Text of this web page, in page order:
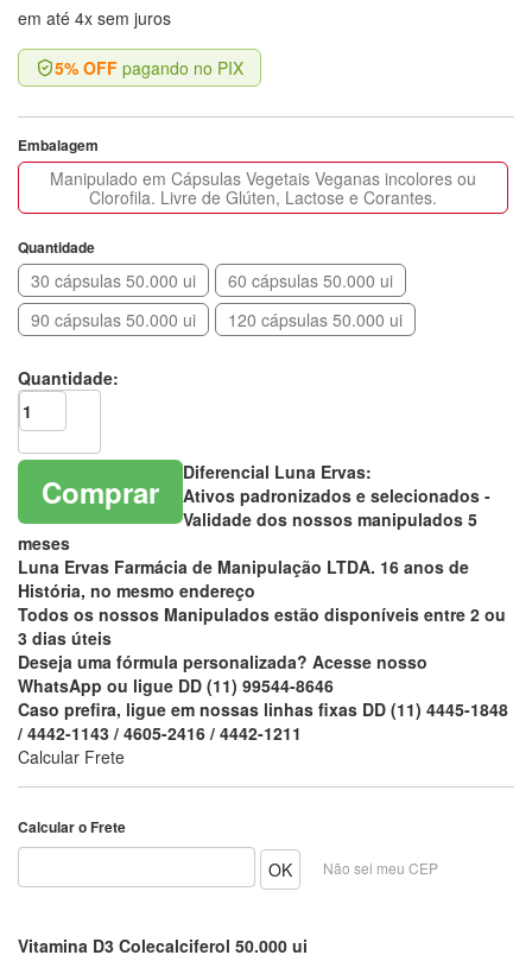
em até 4x sem juros
5% OFF pagando no PIX
Embalagem
Manipulado em Cápsulas Vegetais Veganas incolores ou
Clorofila. Livre de Glúten, Lactose e Corantes.
Quantidade
30 cápsulas 50.000 ui
60 cápsulas 50.000 ui
90 cápsulas 50.000 ui
120 cápsulas 50.000 ui
Quantidade:
Comprar
Diferencial Luna Ervas:
Ativos padronizados e selecionados -
Validade dos nossos manipulados 5
meses
Luna Ervas Farmácia de Manipulação LTDA. 16 anos de
História, no mesmo endereço
Todos os nossos Manipulados estão disponíveis entre 2 ou
3 dias úteis
Deseja uma fórmula personalizada? Acesse nosso
WhatsApp ou ligue DD (11) 99544-8646
Caso prefira, ligue em nossas linhas fixas DD (11) 4445-1848
/ 4442-1143 / 4605-2416 / 4442-1211
Calcular Frete
Calcular o Frete
Não sei meu CEP
Vitamina D3 Colecalciferol 50.000 ui